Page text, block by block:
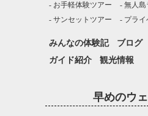
お手軽体験ツアー
無人島
サンセットツアー
プラ
みんなの体験記 ブログ
ガイド紹介
観光情報
早めのウ